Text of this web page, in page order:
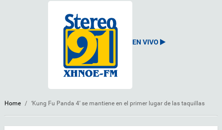
EN VIVO
Home / ‘Kung Fu Panda 4’ se mantiene en el primer lugar de las taquillas